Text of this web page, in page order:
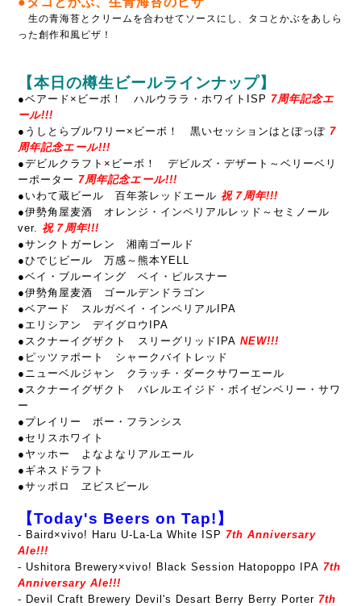
生の青海苔とクリームを合わせてソースにし、タコとかぶをあしら
った創作和風ピザ！
【本日の樽生ビールラインナップ】
●ベアード×ビーボ！ ハルウララ・ホワイトISP 7周年記念エ
ール!!!
●うしとらブルワリー×ビーボ！ 黒いセッションはとぽっぽ 7
周年記念エール!!!
●デビルクラフト×ビーボ！ デビルズ・デザート～ベリーベリ
ーポーター 7周年記念エール!!!
●いわて蔵ビール 百年茶レッドエール 祝７周年!!!
●伊勢角屋麦酒 オレンジ・インペリアルレッド～セミノール
ver. 祝７周年!!!
●サンクトガーレン 湘南ゴールド
●ひでじビール 万感～熊本YELL
●ベイ・ブルーイング ベイ・ピルスナー
●伊勢角屋麦酒 ゴールデンドラゴン
●ベアード スルガベイ・インペリアルIPA
●エリシアン デイグロウIPA
●スクナーイグザクト スリーグリッドIPA NEW!!!
●ピッツァポート シャークバイトレッド
●ニューベルジャン クラッチ・ダークサワーエール
●スクナーイグザクト バレルエイジド・ボイゼンベリー・サワ
ー
●プレイリー ボー・フランシス
●セリスホワイト
●ヤッホー よなよなリアルエール
●ギネスドラフト
●サッポロ ヱビスビール
【Today's Beers on Tap!】
- Baird×vivo! Haru U-La-La White ISP 7th Anniversary
Ale!!!
- Ushitora Brewery×vivo! Black Session Hatopoppo IPA 7th
Anniversary Ale!!!
- Devil Craft Brewery Devil's Desart Berry Berry Porter 7th